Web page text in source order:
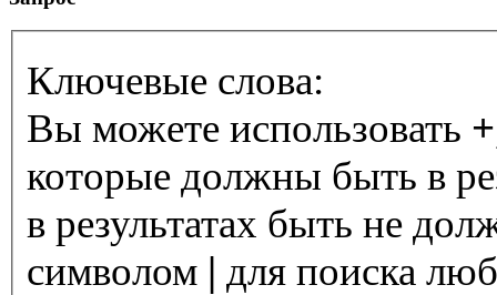
Ключевые слова:
Вы можете использовать +
которые должны быть в
в результатах быть не
символом | для поиска